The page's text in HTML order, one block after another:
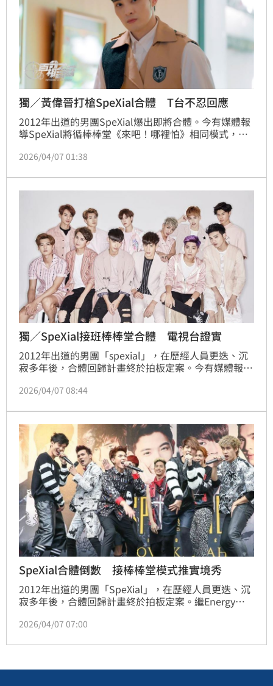
獨／黃偉晉打槍SpeXial合體 T台不忍回應
2012年出道的男團SpeXial爆出即將合體。今有媒體報
導SpeXial將循棒棒堂《來吧！哪裡怕》相同模式，以
MISSION SPECIAL》，已確定參與回歸的成員，包括
覆媒體表示沒聽說合體計畫，對此電視台也回應了。蔡
維歆
2026/04/07 01:38
獨／SpeXial接班棒棒堂合體 電視台證實
2012年出道的男團「spexial」，在歷經人員更迭、沉
寂多年後，合體回歸計畫終於拍板定案。今有媒體報導
境節目作為復出起手式。首波作品全新節目《特別任
分鐘。對此電視台也回應了。蔡維歆
2026/04/07 08:44
SpeXial合體倒數 接棒棒堂模式推實境秀
2012年出道的男團「SpeXial」，在歷經人員更迭、沉
寂多年後，合體回歸計畫終於拍板定案。繼Energy、
CTWANT掌握獨家消息，SpeXial今年也將循棒棒堂
式。SpeXial當年是可米影視透過徵選，平均身高要在
的變形單字，意思是
2026/04/07 07:00